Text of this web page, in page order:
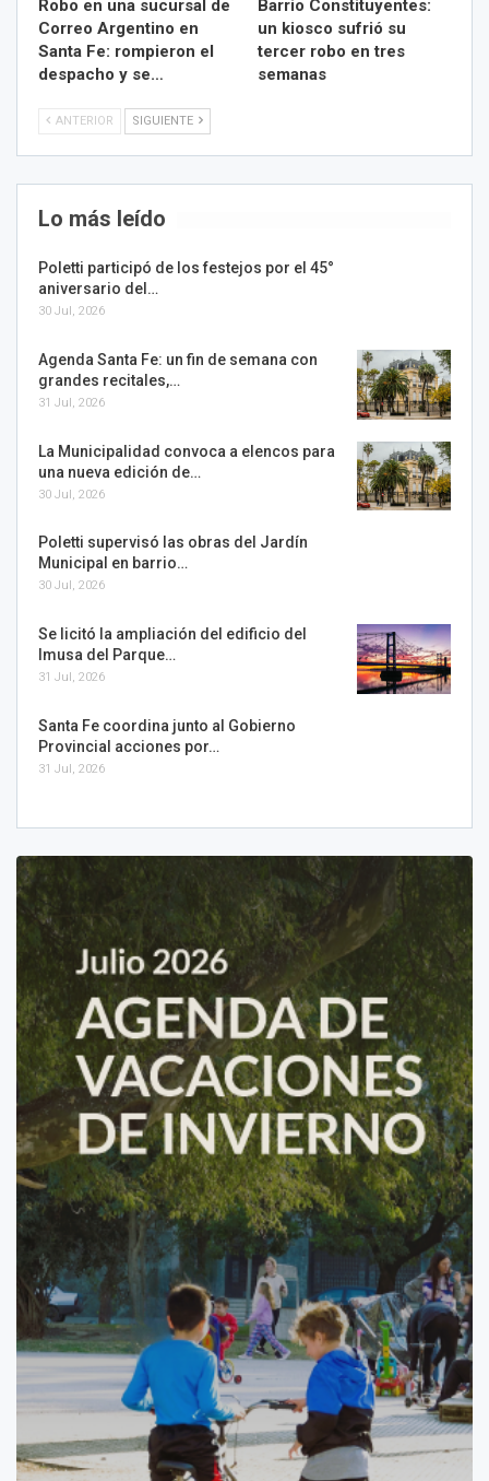
Robo en una sucursal de
Correo Argentino en
Santa Fe: rompieron el
despacho y se…
Barrio Constituyentes:
un kiosco sufrió su
tercer robo en tres
semanas
ANTERIOR SIGUIENTE
Lo más leído
Poletti participó de los festejos por el 45°
aniversario del…
30 Jul, 2026
Agenda Santa Fe: un fin de semana con
grandes recitales,…
31 Jul, 2026
La Municipalidad convoca a elencos para
una nueva edición de…
30 Jul, 2026
Poletti supervisó las obras del Jardín
Municipal en barrio…
30 Jul, 2026
Se licitó la ampliación del edificio del
Imusa del Parque…
31 Jul, 2026
Santa Fe coordina junto al Gobierno
Provincial acciones por…
31 Jul, 2026